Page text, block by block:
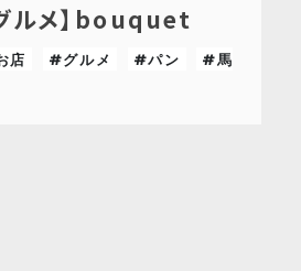
ルメ】bouquet
店 #グルメ #パン
#馬